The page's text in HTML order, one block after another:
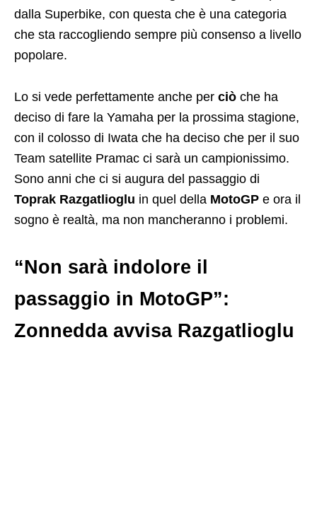
dalla Superbike, con questa che è una categoria
che sta raccogliendo sempre più consenso a livello
popolare.
Lo si vede perfettamente anche per ciò che ha
deciso di fare la Yamaha per la prossima stagione,
con il colosso di Iwata che ha deciso che per il suo
Team satellite Pramac ci sarà un campionissimo.
Sono anni che ci si augura del passaggio di
Toprak Razgatlioglu in quel della MotoGP e ora il
sogno è realtà, ma non mancheranno i problemi.
“Non sarà indolore il
passaggio in MotoGP”:
Zonnedda avvisa Razgatlioglu